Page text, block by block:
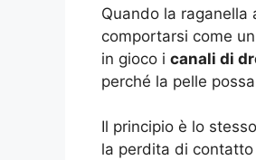
Quando la raganella
comportarsi come
in gioco i canali di
perché la pelle
Il principio è lo
la perdita di contatto